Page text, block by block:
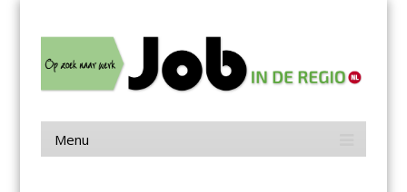
contentJob in de Regio
Menu